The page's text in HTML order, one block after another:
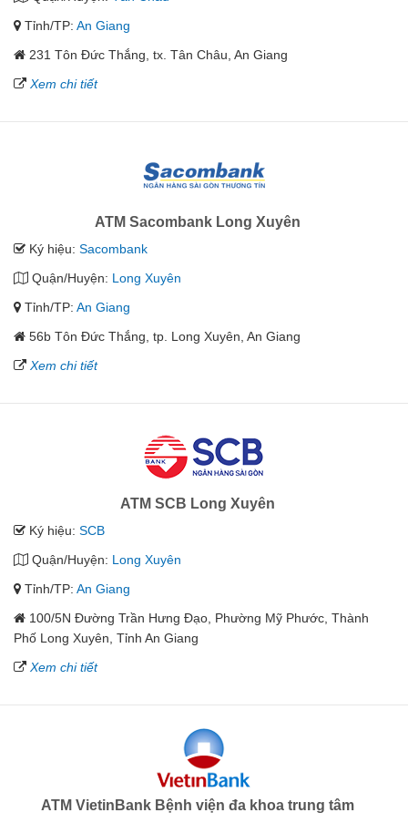
Tỉnh/TP: An Giang
231 Tôn Đức Thắng, tx. Tân Châu, An Giang
Xem chi tiết
ATM Sacombank Long Xuyên
Ký hiệu: Sacombank
Quận/Huyện: Long Xuyên
Tỉnh/TP: An Giang
56b Tôn Đức Thắng, tp. Long Xuyên, An Giang
Xem chi tiết
ATM SCB Long Xuyên
Ký hiệu: SCB
Quận/Huyện: Long Xuyên
Tỉnh/TP: An Giang
100/5N Đường Trần Hưng Đạo, Phường Mỹ Phước, Thành
Phố Long Xuyên, Tỉnh An Giang
Xem chi tiết
ATM VietinBank Bệnh viện đa khoa trung tâm